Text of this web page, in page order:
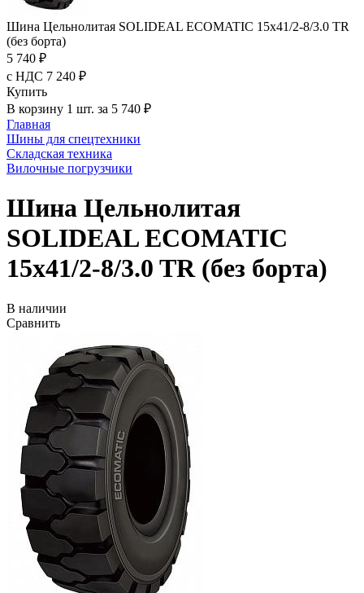
Шина Цельнолитая SOLIDEAL ECOMATIC 15x41/2-8/3.0 TR
(без борта)
5 740 ₽
с НДС 7 240 ₽
Купить
В корзину 1 шт. за 5 740 ₽
Главная
Шины для спецтехники
Складская техника
Вилочные погрузчики
Шина Цельнолитая
SOLIDEAL ECOMATIC
15x41/2-8/3.0 TR (без борта)
В наличии
Сравнить